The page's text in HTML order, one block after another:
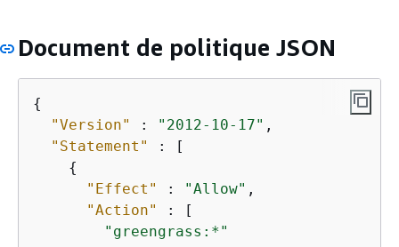
Document de politique JSON
{
"Version"
: "2012-10-17" ,
"Statement"
: [
{
"Effect"
: "Allow" ,
"Action"
: [
"greengrass:*"